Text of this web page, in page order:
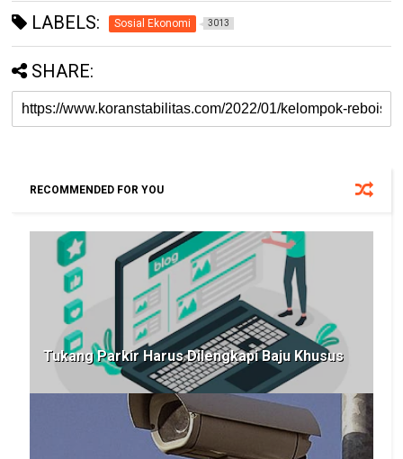
LABELS: Sosial Ekonomi 3013
SHARE:
RECOMMENDED FOR YOU
Tukang Parkir Harus Dilengkapi Baju Khusus